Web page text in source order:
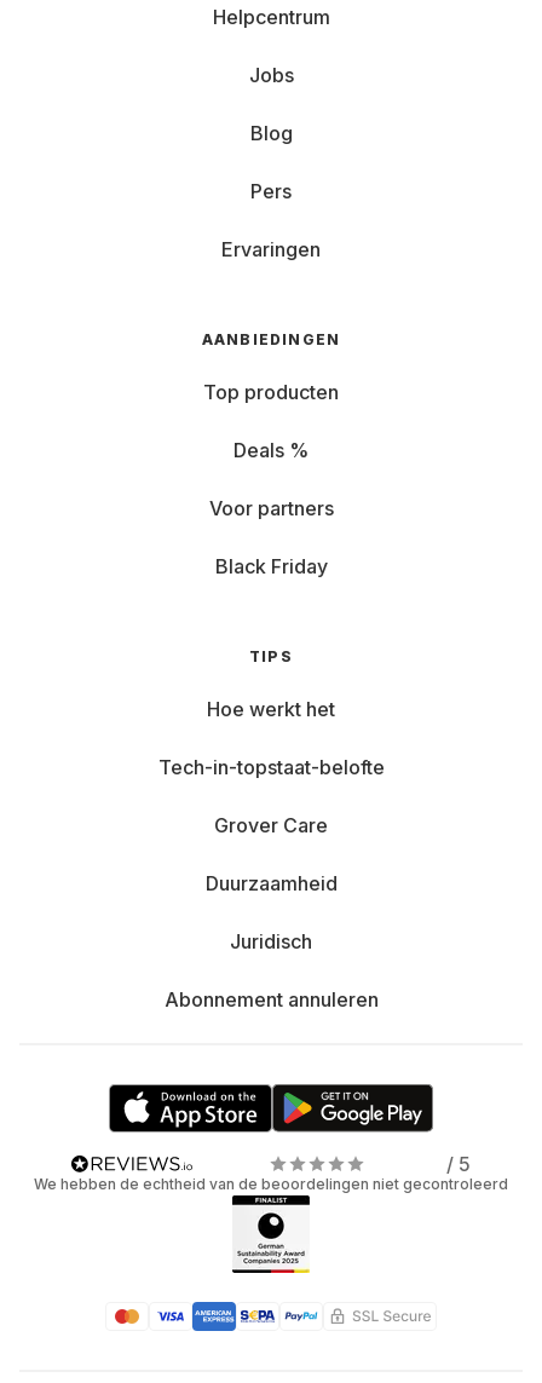
Helpcentrum
Jobs
Blog
Pers
Ervaringen
AANBIEDINGEN
Top producten
Deals %
Voor partners
Black Friday
TIPS
Hoe werkt het
Tech-in-topstaat-belofte
Grover Care
Duurzaamheid
Juridisch
Abonnement annuleren
/ 5
We hebben de echtheid van de beoordelingen niet gecontroleerd